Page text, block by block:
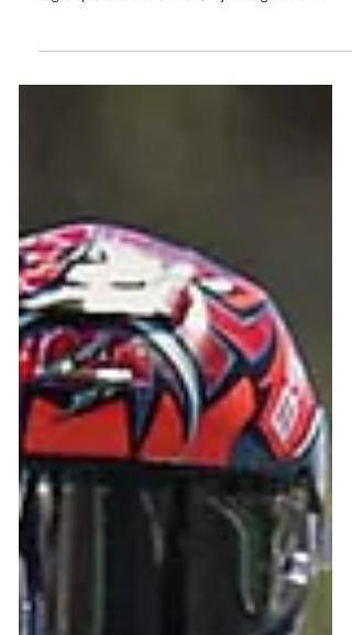
bagi Repsol Honda di Misano, sejak Aragon 2017.